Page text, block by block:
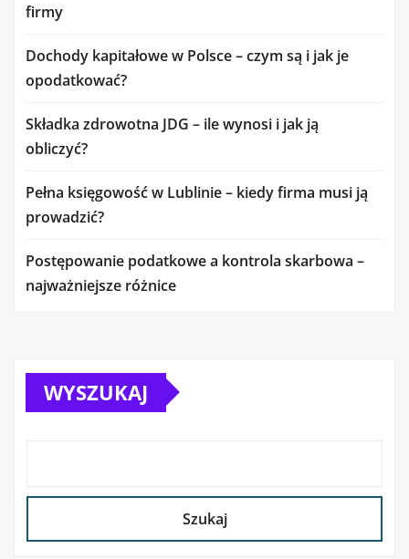
firmy
Dochody kapitałowe w Polsce – czym są i jak je
opodatkować?
Składka zdrowotna JDG – ile wynosi i jak ją
obliczyć?
Pełna księgowość w Lublinie – kiedy firma musi ją
prowadzić?
Postępowanie podatkowe a kontrola skarbowa –
najważniejsze różnice
WYSZUKAJ
Szukaj